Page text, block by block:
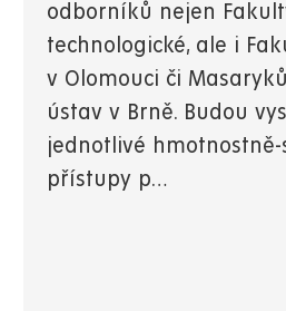
odborníků nejen
technologické, ale i
v Olomouci či
ústav v Brně. Budou
jednotlivé
přístupy p…